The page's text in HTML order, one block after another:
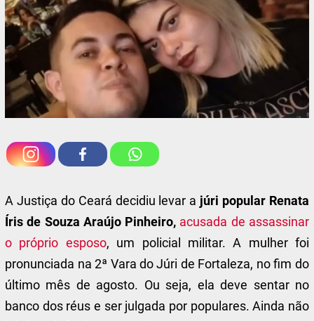
A Justiça do Ceará decidiu levar a júri popular Renata
Íris de Souza Araújo Pinheiro, acusada de assassinar
o próprio esposo, um policial militar. A mulher foi
pronunciada na 2ª Vara do Júri de Fortaleza, no fim do
último mês de agosto. Ou seja, ela deve sentar no
banco dos réus e ser julgada por populares. Ainda não